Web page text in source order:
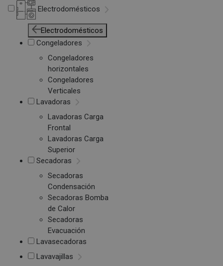
Electrodomésticos
Electrodomésticos
Congeladores
Congeladores
horizontales
Congeladores
Verticales
Lavadoras
Lavadoras Carga
Frontal
Lavadoras Carga
Superior
Secadoras
Secadoras
Condensación
Secadoras Bomba
de Calor
Secadoras
Evacuación
Lavasecadoras
Lavavajillas